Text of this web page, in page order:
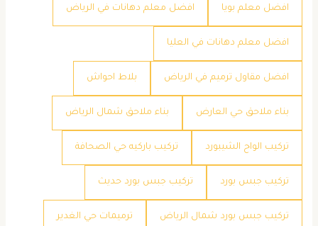
افضل معلم بويا افضل معلم دهانات في الرياض
افضل معلم دهانات في العليا
افضل مقاول ترميم في الرياض بلاط احواش
بناء ملاحق حي العارض بناء ملاحق شمال الرياض
تركيب الواح الشيبورد تركيب باركيه حي الصحافة
تركيب جبس بورد تركيب جبس بورد حديث
تركيب جبس بورد شمال الرياض ترميمات حي الغدير